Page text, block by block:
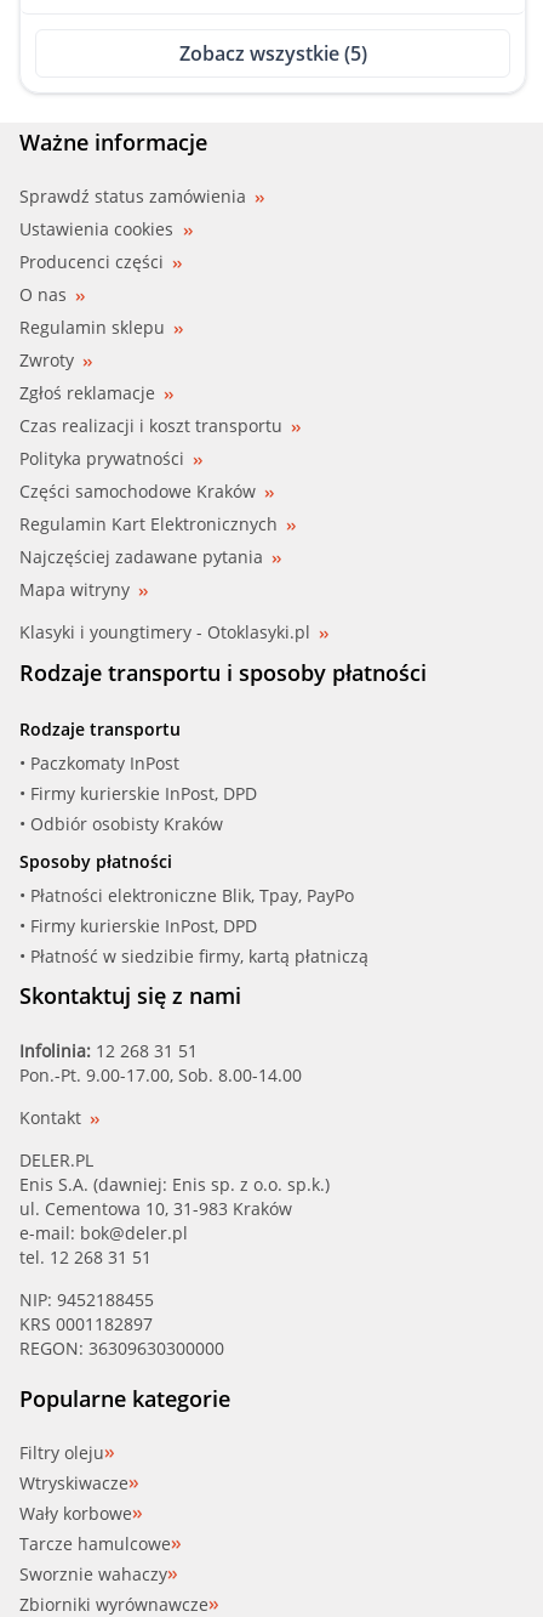
Zobacz wszystkie (5)
Ważne informacje
Sprawdź status zamówienia
Ustawienia cookies
Producenci części
O nas
Regulamin sklepu
Zwroty
Zgłoś reklamacje
Czas realizacji i koszt transportu
Polityka prywatności
Części samochodowe Kraków
Regulamin Kart Elektronicznych
Najczęściej zadawane pytania
Mapa witryny
Klasyki i youngtimery - Otoklasyki.pl
Rodzaje transportu i sposoby płatności
Rodzaje transportu
• Paczkomaty InPost
• Firmy kurierskie InPost, DPD
• Odbiór osobisty Kraków
Sposoby płatności
• Płatności elektroniczne Blik, Tpay, PayPo
• Firmy kurierskie InPost, DPD
• Płatność w siedzibie firmy, kartą płatniczą
Skontaktuj się z nami
Infolinia: 12 268 31 51
Pon.-Pt. 9.00-17.00, Sob. 8.00-14.00
Kontakt
DELER.PL
Enis S.A. (dawniej: Enis sp. z o.o. sp.k.)
ul. Cementowa 10, 31-983 Kraków
e-mail: bok@deler.pl
tel. 12 268 31 51
NIP: 9452188455
KRS 0001182897
REGON: 36309630300000
Popularne kategorie
Filtry oleju
Wtryskiwacze
Wały korbowe
Tarcze hamulcowe
Sworznie wahaczy
Zbiorniki wyrównawcze